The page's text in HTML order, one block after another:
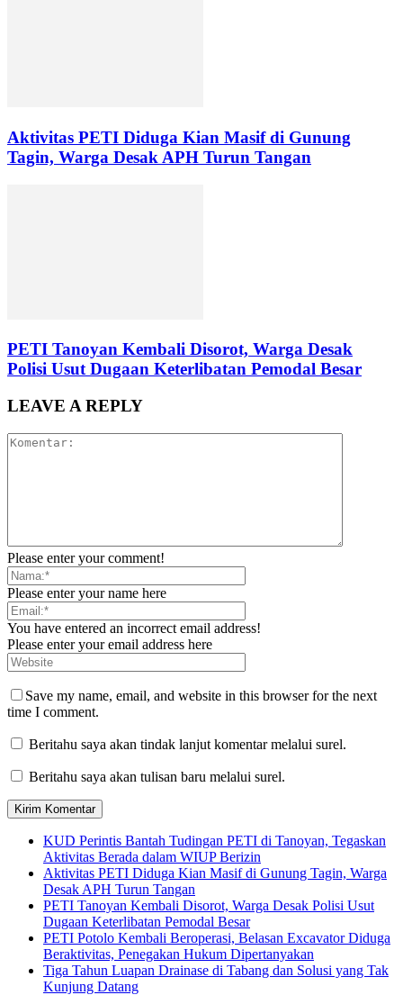
Aktivitas PETI Diduga Kian Masif di Gunung
Tagin, Warga Desak APH Turun Tangan
PETI Tanoyan Kembali Disorot, Warga Desak
Polisi Usut Dugaan Keterlibatan Pemodal Besar
LEAVE A REPLY
Please enter your comment!
Please enter your name here
You have entered an incorrect email address!
Please enter your email address here
Save my name, email, and website in this browser for the next
time I comment.
Beritahu saya akan tindak lanjut komentar melalui surel.
Beritahu saya akan tulisan baru melalui surel.
KUD Perintis Bantah Tudingan PETI di Tanoyan, Tegaskan
Aktivitas Berada dalam WIUP Berizin
Aktivitas PETI Diduga Kian Masif di Gunung Tagin, Warga
Desak APH Turun Tangan
PETI Tanoyan Kembali Disorot, Warga Desak Polisi Usut
Dugaan Keterlibatan Pemodal Besar
PETI Potolo Kembali Beroperasi, Belasan Excavator Diduga
Beraktivitas, Penegakan Hukum Dipertanyakan
Tiga Tahun Luapan Drainase di Tabang dan Solusi yang Tak
Kunjung Datang